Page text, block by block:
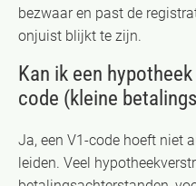
bezwaar en past de
onjuist blijkt te zijn.
Kan ik een
code (kleine
Ja, een V1-code hoeft niet
leiden. Veel